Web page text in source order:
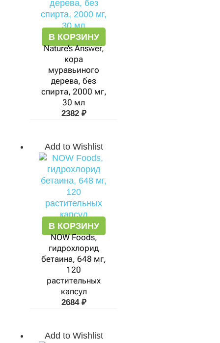
В КОРЗИНУ
Nature’s Answer,
кора
муравьиного
дерева, без
спирта, 2000 мг,
30 мл
2382 ₽
Add to Wishlist
В КОРЗИНУ
NOW Foods,
гидрохлорид
бетаина, 648 мг,
120
растительных
капсул
2684 ₽
Add to Wishlist